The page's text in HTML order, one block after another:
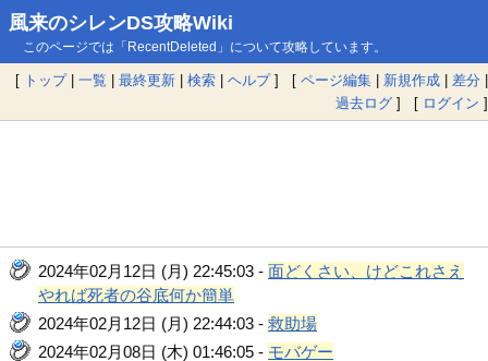
風来のシレンDS攻略Wiki
このページでは「RecentDeleted」について攻略しています。
[ トップ| 一覧 | 最終更新 | 検索 | ヘルプ] [ ページ編集 | 新規作成 | 差分 |
過去ログ ] [ ログイン ]
2024年02月12日 (月) 22:45:03 -面どくさい、けどこれさえ
やれば死者の谷底何か簡単
2024年02月12日 (月) 22:44:03 -救助場
2024年02月08日 (木) 01:46:05 - モバゲー